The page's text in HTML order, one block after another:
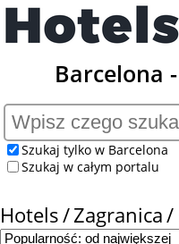
Barcelona
Szukaj tylko w Barcelona
Szukaj w całym portalu
Hotels Zagranica